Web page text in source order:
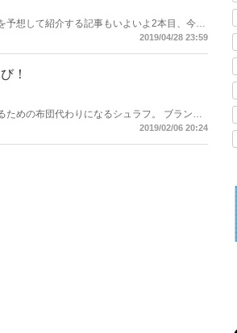
予想して紹介する記事もいよいよ2本目、今回
どこ製のなにか？予想してみました。2019/04/28 23:59
！
めの布団代わりになるシュラフ。 ブランド
では様々なシュラフをどう選べばいいのか、
2019/02/06 20:24